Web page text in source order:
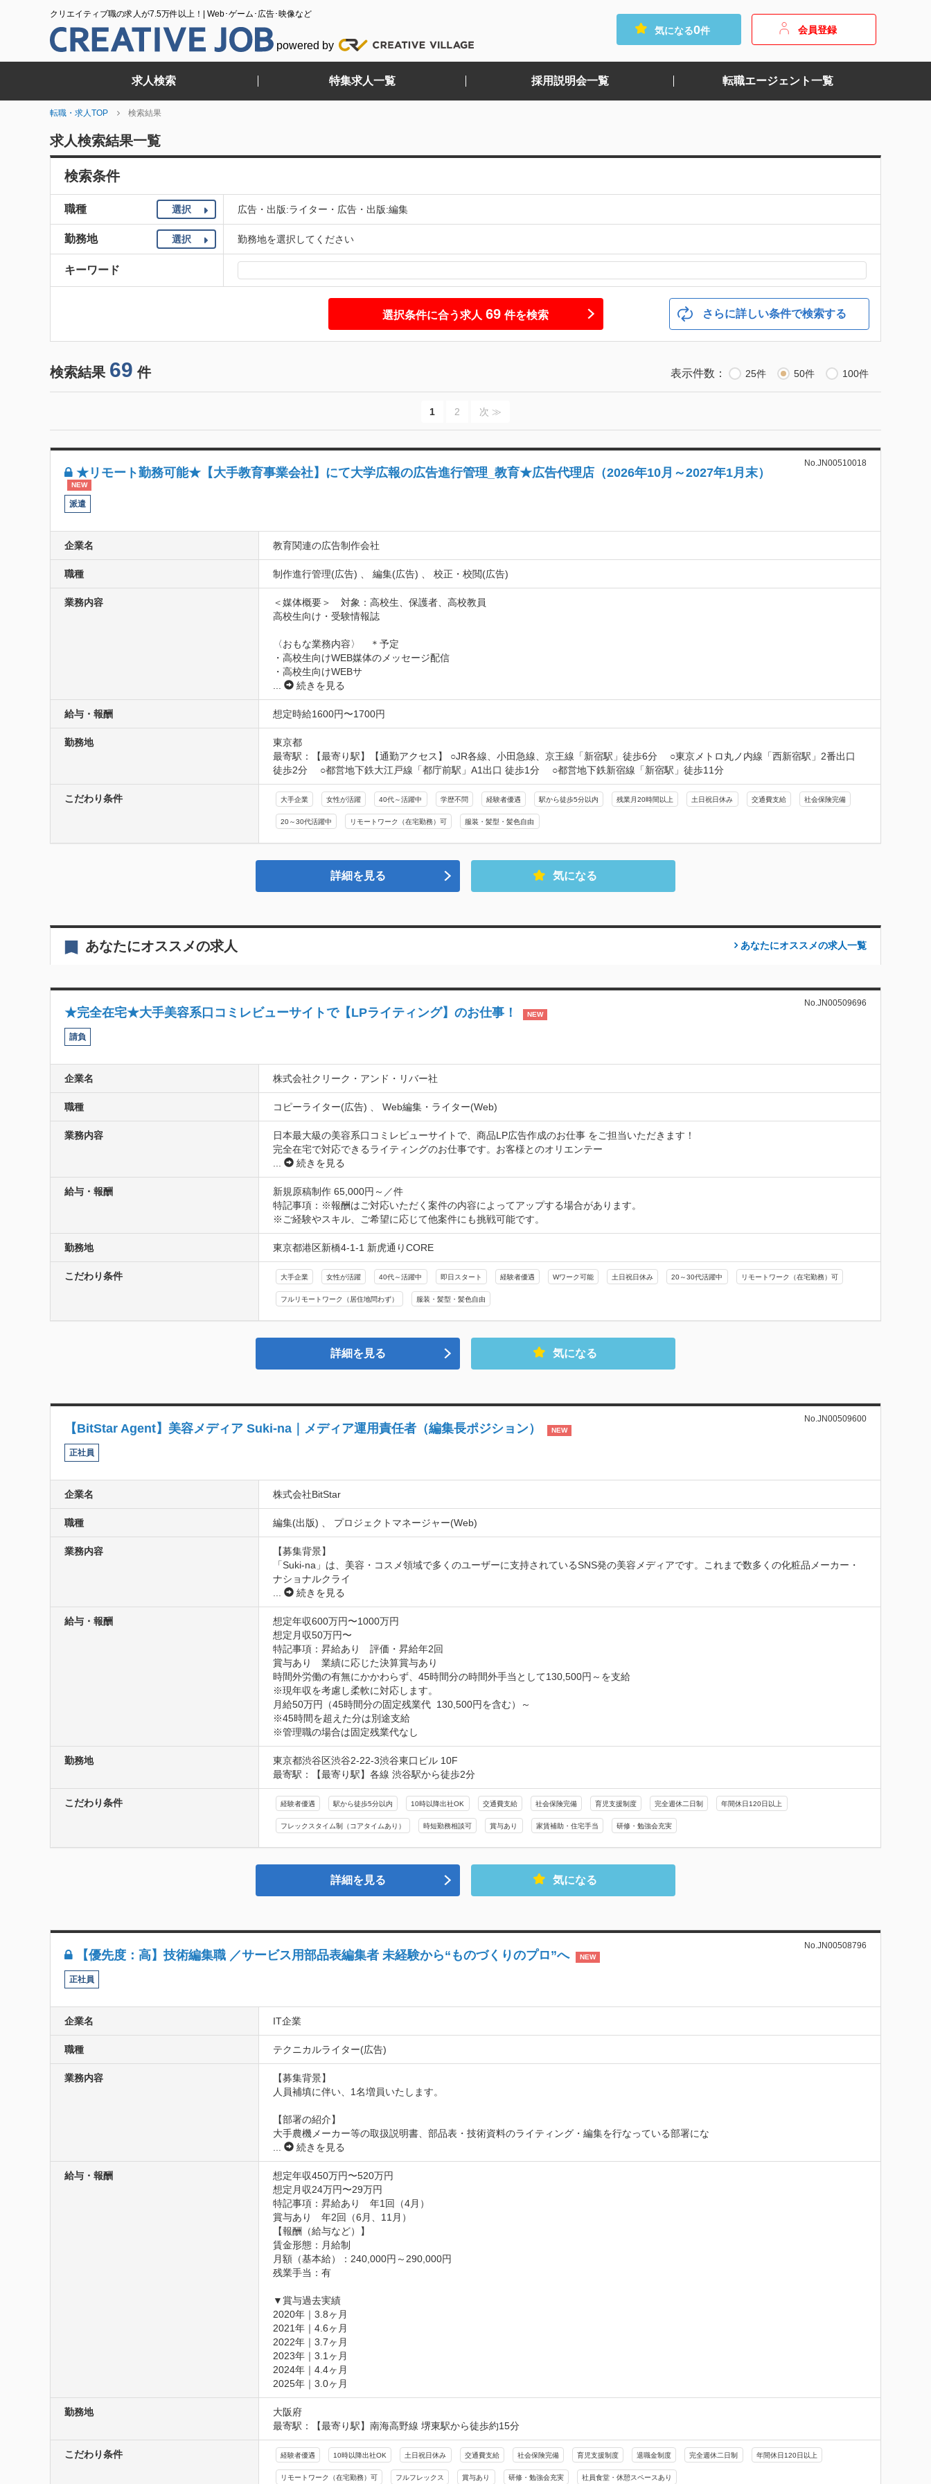
クリエイティブ職の求人が7.5万件以上！| Web･ゲーム･広告･映像など
powered by
気になる0件 会員登録
求人検索 特集求人一覧 採用説明会一覧 転職エージェント一覧
転職・求人TOP 検索結果
求人検索結果一覧
検索条件
職種 選択 広告・出版:ライター・広告・出版:編集
勤務地 選択 勤務地を選択してください
キーワード
さらに詳しい条件で検索する
選択条件に合う求人 69 件を検索
検索結果 69 件 表示件数： 25件 50件 100件
1 2 次 ≫
★リモート勤務可能★【大手教育事業会社】にて大学広報の広告進行管理_教育★広告代理店（2026年10月～2027年1月末）
No.JN00510018
NEW
派遣
企業名 教育関連の広告制作会社
職種 制作進行管理(広告) 、 編集(広告) 、 校正・校閲(広告)
業務内容
＜媒体概要＞　対象：高校生、保護者、高校教員
高校生向け・受験情報誌
〈おもな業務内容〉　＊予定
・高校生向けWEB媒体のメッセージ配信
・高校生向けWEBサ
続きを見る
給与・報酬 想定時給1600円〜1700円
勤務地
東京都
最寄駅：【最寄り駅】【通勤アクセス】 ○JR各線、小田急線、京王線「新宿駅」徒歩6分　 ○東京メトロ丸ノ内線「西新宿駅」2番出口
徒歩2分　 ○都営地下鉄大江戸線「都庁前駅」A1出口 徒歩1分　 ○都営地下鉄新宿線「新宿駅」徒歩11分
こだわり条件 大手企業 女性が活躍 40代～活躍中 学歴不問 経験者優遇 駅から徒歩5分以内 残業月20時間以上 土日祝日休み 交通費支給 社会保険完備
20～30代活躍中 リモートワーク（在宅勤務）可 服装・髪型・髪色自由
詳細を見る 気になる
あなたにオススメの求人 あなたにオススメの求人一覧
★完全在宅★大手美容系口コミレビューサイトで【LPライティング】のお仕事！
No.JN00509696
NEW
請負
企業名 株式会社クリーク・アンド・リバー社
職種 コピーライター(広告) 、 Web編集・ライター(Web)
業務内容
日本最大級の美容系口コミレビューサイトで、商品LP広告作成のお仕事 をご担当いただきます！
完全在宅で対応できるライティングのお仕事です。お客様とのオリエンテー
続きを見る
給与・報酬
新規原稿制作 65,000円～／件
特記事項：※報酬はご対応いただく案件の内容によってアップする場合があります。
※ご経験やスキル、ご希望に応じて他案件にも挑戦可能です。
勤務地 東京都港区新橋4-1-1 新虎通りCORE
こだわり条件 大手企業 女性が活躍 40代～活躍中 即日スタート 経験者優遇 Wワーク可能 土日祝日休み 20～30代活躍中 リモートワーク（在宅勤務）可
フルリモートワーク（居住地問わず） 服装・髪型・髪色自由
詳細を見る 気になる
【BitStar Agent】美容メディア Suki-na｜メディア運用責任者（編集長ポジション）
No.JN00509600
NEW
正社員
企業名 株式会社BitStar
職種 編集(出版) 、 プロジェクトマネージャー(Web)
業務内容
【募集背景】
「Suki-na」は、美容・コスメ領域で多くのユーザーに支持されているSNS発の美容メディアです。これまで数多くの化粧品メーカー・
ナショナルクライ
続きを見る
給与・報酬
想定年収600万円〜1000万円
想定月収50万円〜
特記事項：昇給あり　評価・昇給年2回
賞与あり　業績に応じた決算賞与あり
時間外労働の有無にかかわらず、45時間分の時間外手当として130,500円～を支給
※現年収を考慮し柔軟に対応します。
月給50万円（45時間分の固定残業代  130,500円を含む）～
※45時間を超えた分は別途支給
※管理職の場合は固定残業代なし
勤務地
東京都渋谷区渋谷2-22-3渋谷東口ビル 10F
最寄駅：【最寄り駅】各線 渋谷駅から徒歩2分
こだわり条件 経験者優遇 駅から徒歩5分以内 10時以降出社OK 交通費支給 社会保険完備 育児支援制度 完全週休二日制 年間休日120日以上
フレックスタイム制（コアタイムあり） 時短勤務相談可 賞与あり 家賃補助・住宅手当 研修・勉強会充実
詳細を見る 気になる
【優先度：高】技術編集職 ／サービス用部品表編集者 未経験から“ものづくりのプロ”へ
No.JN00508796
NEW
正社員
企業名 IT企業
職種 テクニカルライター(広告)
業務内容
【募集背景】
人員補填に伴い、1名増員いたします。
【部署の紹介】
大手農機メーカー等の取扱説明書、部品表・技術資料のライティング・編集を行なっている部署にな
続きを見る
給与・報酬
想定年収450万円〜520万円
想定月収24万円〜29万円
特記事項：昇給あり　年1回（4月）
賞与あり　年2回（6月、11月）
【報酬（給与など）】
賃金形態：月給制
月額（基本給）：240,000円～290,000円
残業手当：有
▼賞与過去実績
2020年｜3.8ヶ月
2021年｜4.6ヶ月
2022年｜3.7ヶ月
2023年｜3.1ヶ月
2024年｜4.4ヶ月
2025年｜3.0ヶ月
勤務地
大阪府
最寄駅：【最寄り駅】南海高野線 堺東駅から徒歩約15分
こだわり条件 経験者優遇 10時以降出社OK 土日祝日休み 交通費支給 社会保険完備 育児支援制度 退職金制度 完全週休二日制 年間休日120日以上
リモートワーク（在宅勤務）可 フルフレックス 賞与あり 研修・勉強会充実 社員食堂・休憩スペースあり